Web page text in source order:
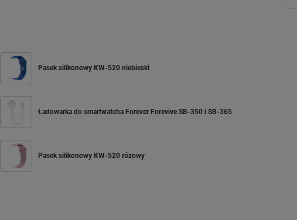
Pasek silikonowy KW-520 niebieski
Ładowarka do smartwatcha Forever Forevive SB-350 i SB-365
Pasek silikonowy KW-520 rózowy